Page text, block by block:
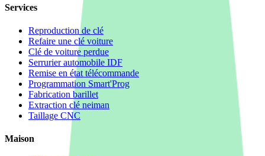
Services
Reproduction de clé
Refaire une clé voiture
Clé de voiture perdue
Serrurier automobile IDF
Remise en état télécommande
Programmation Smart'Prog
Fabrication barillet
Extraction clé neiman
Taillage CNC
Maison